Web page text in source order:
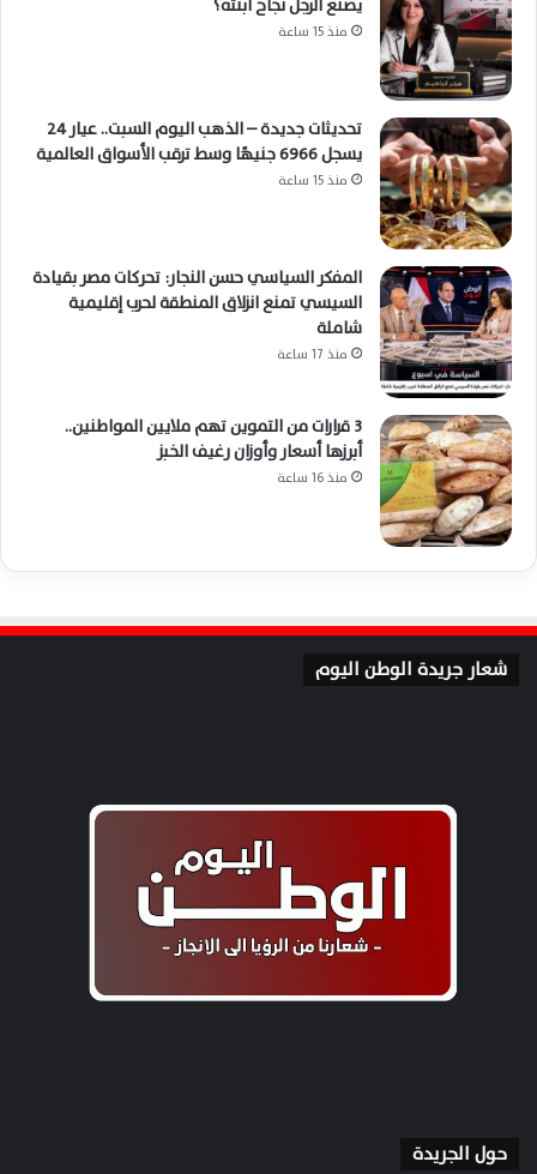
منذ 15 ساعة
تحديثات جديدة – الذهب اليوم السبت.. عيار 24
يسجل 6966 جنيهًا وسط ترقب الأسواق العالمية
منذ 15 ساعة
المفكر السياسي حسن النجار: تحركات مصر بقيادة
السيسي تمنع انزلاق المنطقة لحرب إقليمية
شاملة
منذ 17 ساعة
3 قرارات من التموين تهم ملايين المواطنين..
أبرزها أسعار وأوزان رغيف الخبز
منذ 16 ساعة
شعار جريدة الوطن اليوم
حول الجريدة